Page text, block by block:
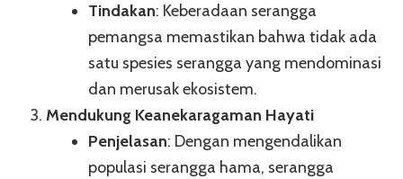
Tindakan: Keberadaan serangga
pemangsa memastikan bahwa tidak ada
satu spesies serangga yang mendominasi
dan merusak ekosistem.
Mendukung Keanekaragaman Hayati
Penjelasan: Dengan mengendalikan
populasi serangga hama, serangga